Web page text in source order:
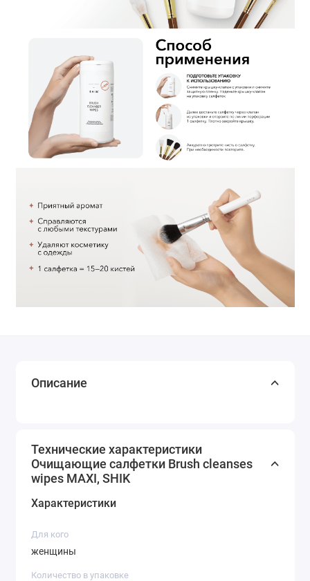
Описание
Технические характеристики
Очищающие салфетки Brush cleanses
wipes MAXI, SHIK
Характеристики
Для кого
женщины
Количество в упаковке